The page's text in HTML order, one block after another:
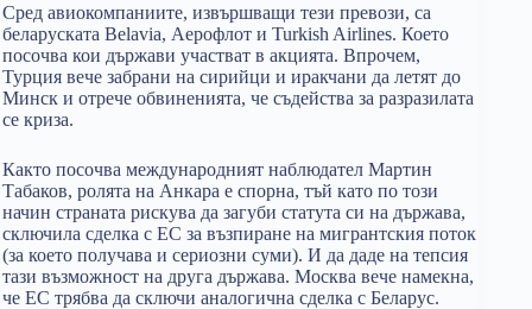
Сред авиокомпаниите, извършващи тези превози, са
беларуската Belavia, Аерофлот и Turkish Airlines. Което
посочва кои държави участват в акцията. Впрочем,
Турция вече забрани на сирийци и иракчани да летят до
Минск и отрече обвиненията, че съдейства за разразилата
се криза.
Както посочва международният наблюдател Мартин
Табаков, ролята на Анкара е спорна, тъй като по този
начин страната рискува да загуби статута си на държава,
сключила сделка с ЕС за възпиране на мигрантския поток
(за което получава и сериозни суми). И да даде на тепсия
тази възможност на друга държава. Москва вече намекна,
че ЕС трябва да сключи аналогична сделка с Беларус.